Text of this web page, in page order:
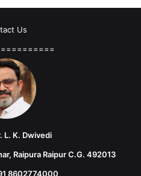
Us
L. K. Dwivedi
Raipura Raipur C.G. 492013
8602774000